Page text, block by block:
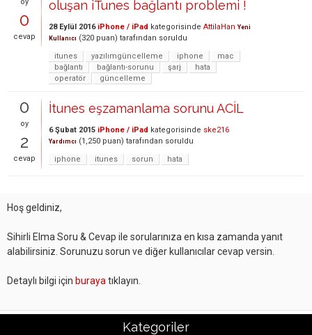
0
cevap
oluşan iTunes bağlantı problemi !
28 Eylül 2016 iPhone / iPad kategorisinde AttilaHan Yeni
Kullanıcı (320 puan) tarafından soruldu
itunes
yazılımgüncelleme iphone
mac
bağlantı
bağlantı-sorunu şarj
hata
operatör
güncelleme
0
oy
2
cevap
İtunes eşzamanlama sorunu ACİL
6 Şubat 2015 iPhone / iPad kategorisinde ske216
Yardımcı (1,250 puan) tarafından soruldu
iphone
itunes sorun hata
Hoş geldiniz,
Sihirli Elma Soru & Cevap ile sorularınıza en kısa zamanda yanıt
alabilirsiniz. Sorunuzu sorun ve diğer kullanıcılar cevap versin.
Detaylı bilgi için buraya tıklayın.
Kategoriler